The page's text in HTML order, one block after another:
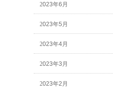
2023年6月
2023年5月
2023年4月
2023年3月
2023年2月